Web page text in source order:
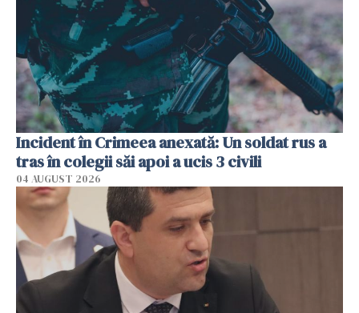
Incident în Crimeea anexată: Un soldat rus a
tras în colegii săi apoi a ucis 3 civili
04 AUGUST 2026